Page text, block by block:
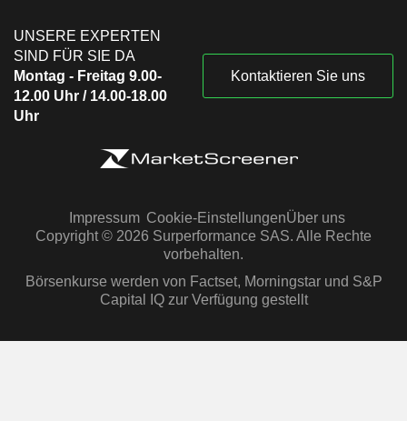
UNSERE EXPERTEN
SIND FÜR SIE DA
Montag - Freitag 9.00-
12.00 Uhr / 14.00-18.00
Uhr
Kontaktieren Sie uns
Impressum Cookie-EinstellungenÜber uns
Copyright © 2026 Surperformance SAS. Alle Rechte
vorbehalten.
Börsenkurse werden von Factset, Morningstar und S&P
Capital IQ zur Verfügung gestellt